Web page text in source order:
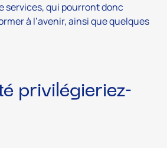
services, qui pourront donc
à l’avenir, ainsi que quelques
privilégieriez-